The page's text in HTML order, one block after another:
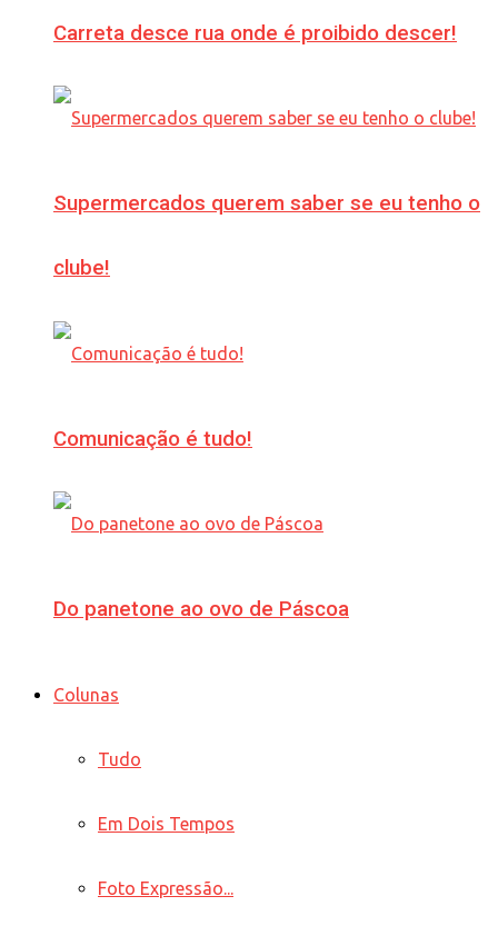
Carreta desce rua onde é proibido descer!
Supermercados querem saber se eu tenho o
clube!
Comunicação é tudo!
Do panetone ao ovo de Páscoa
Colunas
Tudo
Em Dois Tempos
Foto Expressão...